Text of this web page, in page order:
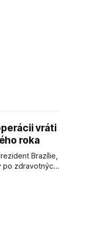
vráti
roka
Brazílie,
po zdravotných